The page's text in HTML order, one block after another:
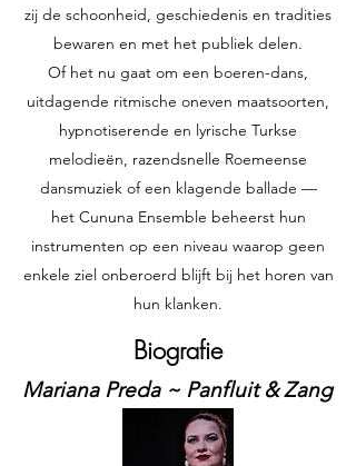
zij de schoonheid, geschiedenis en tradities
bewaren en met het publiek delen.
Of het nu gaat om een boeren-dans,
uitdagende ritmische oneven maatsoorten,
hypnotiserende en lyrische Turkse
melodieën, razendsnelle Roemeense
dansmuziek of een klagende ballade —
het Cununa Ensemble beheerst hun
instrumenten op een niveau waarop geen
enkele ziel onberoerd blijft bij het horen van
hun klanken.
Biografie
Mariana Preda ~ Panfluit & Zang